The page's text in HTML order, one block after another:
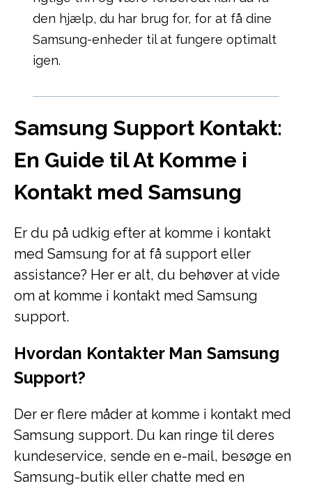
den hjælp, du har brug for, for at få dine
Samsung-enheder til at fungere optimalt
igen.
Samsung Support Kontakt:
En Guide til At Komme i
Kontakt med Samsung
Er du på udkig efter at komme i kontakt
med Samsung for at få support eller
assistance? Her er alt, du behøver at vide
om at komme i kontakt med Samsung
support.
Hvordan Kontakter Man Samsung
Support?
Der er flere måder at komme i kontakt med
Samsung support. Du kan ringe til deres
kundeservice, sende en e-mail, besøge en
Samsung-butik eller chatte med en